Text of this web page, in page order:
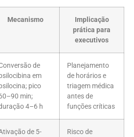
Mecanismo
Implicação
prática para
executivos
de
em
pico
min;
4–6 h
Planejamento
de horários e
triagem médica
antes de
funções críticas
de 5-
Risco de